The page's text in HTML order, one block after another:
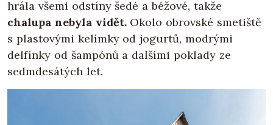
hrála všemi odstíny šedé a béžové, takže
chalupa nebyla vidět.Okolo obrovské smetiště
s plastovými kelímky od jogurtů, modrými
delfínky od šampónů a dalšími poklady ze
sedmdesátých let.